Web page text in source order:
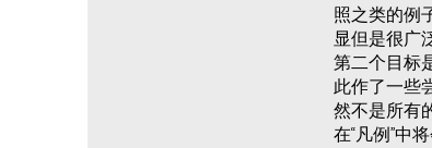
照之类的例
显但是很广
第二个目标
此作了一些
然不是所有
在“凡例”中